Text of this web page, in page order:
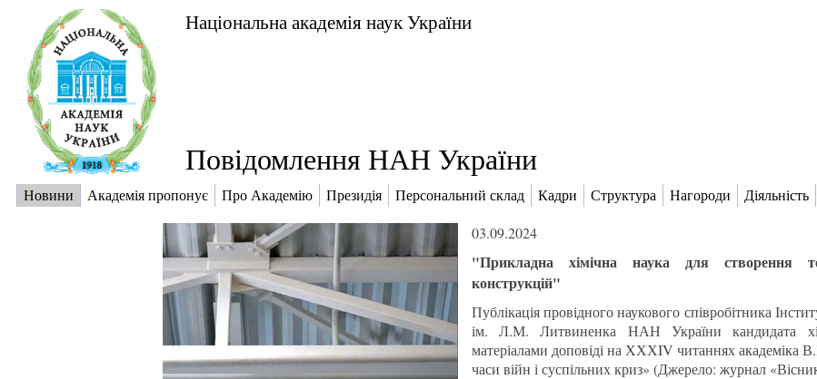
Національна академія наук України
Повідомлення НАН України
Новини Академія пропонує Про Академію Президія Персональний склад Кадри Структура Нагороди Діяльність
03.09.2024
"Прикладна хімічна наука для створення
конструкцій"
Публікація провідного наукового співробітника
ім. Л.М. Литвиненка НАН України кандидата
матеріалами доповіді на ХХХIV читаннях академіка
часи війн і суспільних криз» (Джерело: журнал